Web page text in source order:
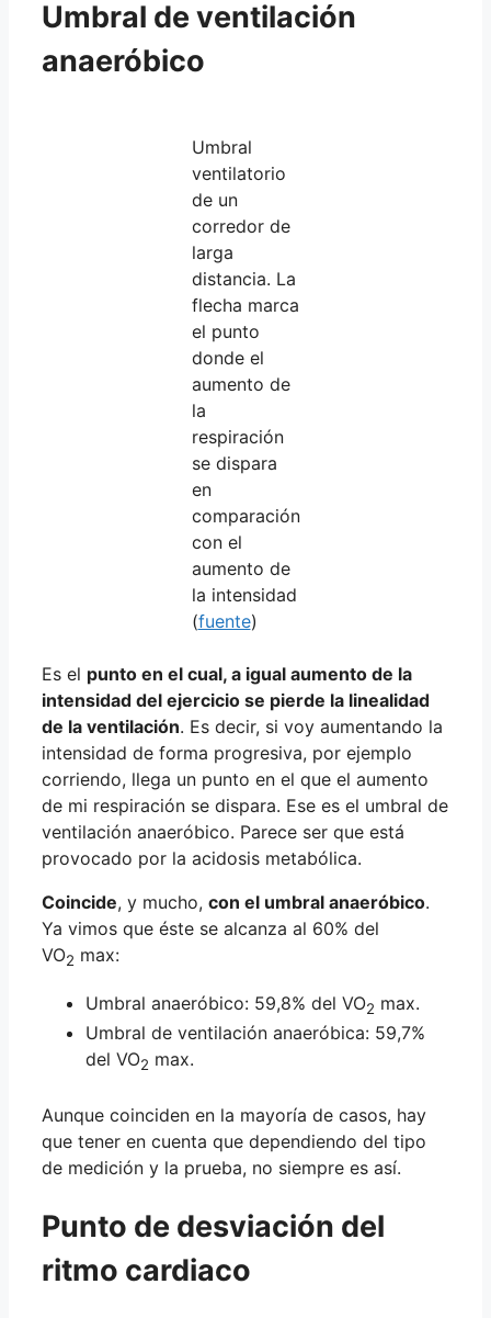
Umbral de ventilación
anaeróbico
Umbral
ventilatorio
de un
corredor de
larga
distancia. La
flecha marca
el punto
donde el
aumento de
la
respiración
se dispara
en
comparación
con el
aumento de
la intensidad
(fuente)
Es el punto en el cual, a igual aumento de la
intensidad del ejercicio se pierde la linealidad
de la ventilación. Es decir, si voy aumentando la
intensidad de forma progresiva, por ejemplo
corriendo, llega un punto en el que el aumento
de mi respiración se dispara. Ese es el umbral de
ventilación anaeróbico. Parece ser que está
provocado por la acidosis metabólica.
Coincide, y mucho, con el umbral anaeróbico.
Ya vimos que éste se alcanza al 60% del
VO2 max:
Umbral anaeróbico: 59,8% del VO2 max.
Umbral de ventilación anaeróbica: 59,7%
del VO2 max.
Aunque coinciden en la mayoría de casos, hay
que tener en cuenta que dependiendo del tipo
de medición y la prueba, no siempre es así.
Punto de desviación del
ritmo cardiaco